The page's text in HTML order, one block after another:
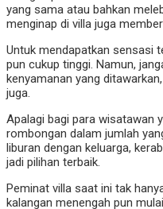
yang sama atau bahkan
menginap di villa juga
Untuk mendapatkan sensasi
pun cukup tinggi. Namun,
kenyamanan yang
juga.
Apalagi bagi para wisatawan
rombongan dalam jumlah
liburan dengan keluarga,
jadi pilihan terbaik.
Peminat villa saat ini tak
kalangan menengah pun